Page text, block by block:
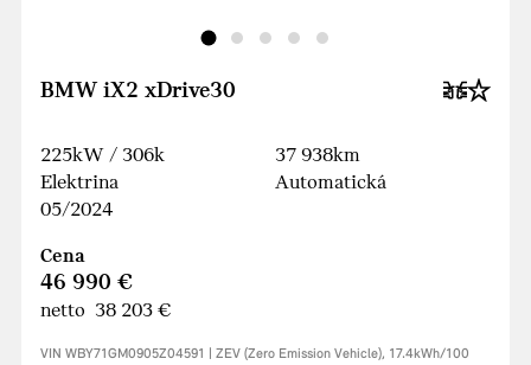
BMW iX2 xDrive30
225kW / 306k
Elektrina
05/2024
37 938km
Automatická
Cena
46 990 €
netto 38 203 €
VIN WBY71GM0905Z04591 | ZEV (Zero Emission Vehicle), 17.4kWh/100